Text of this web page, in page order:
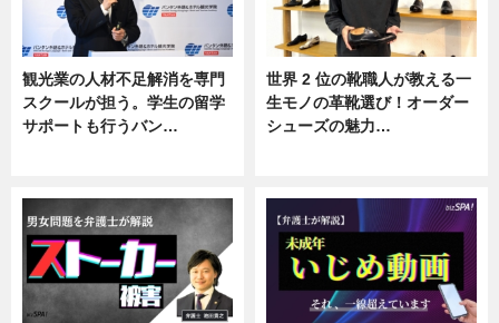
観光業の人材不足解消を専門
スクールが担う。学生の留学
サポートも行うバン…
世界 2 位の靴職人が教える一
生モノの革靴選び！オーダー
シューズの魅力…